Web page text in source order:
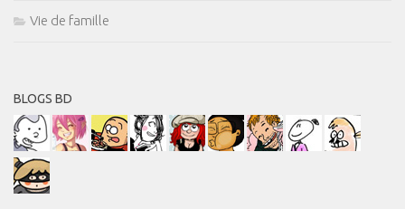
Vie de famille
BLOGS BD